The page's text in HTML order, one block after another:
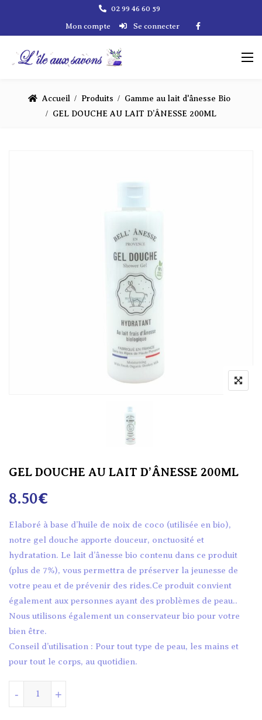
02 99 46 60 59
Mon compte
Se connecter
Accueil Produits
Gamme au lait d'ânesse Bio
GEL DOUCHE AU LAIT D’ÂNESSE 200ML
GEL DOUCHE AU LAIT D’ÂNESSE 200ML
8.50€
Elaboré à base d’huile de noix de coco (utilisée en bio),
notre gel douche apporte douceur, onctuosité et
hydratation. Le lait d’ânesse bio contenu dans ce produit
(plus de 7%), vous permettra de préserver la jeunesse de
votre peau et de prévenir des rides.Ce produit convient
également aux personnes ayant des problèmes de peau..
Nous utilisons également un conservateur bio pour votre
bien être.
Conseil d’utilisation : Pour tout type de peau, les mains et
pour tout le corps, au quotidien.
+
-